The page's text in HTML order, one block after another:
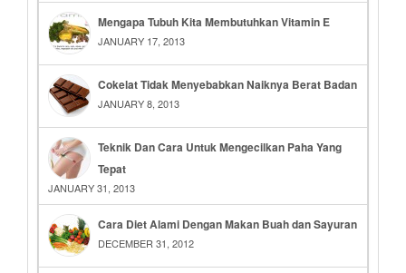
Mengapa Tubuh Kita Membutuhkan Vitamin E
JANUARY 17, 2013
Cokelat Tidak Menyebabkan Naiknya Berat Badan
JANUARY 8, 2013
Teknik Dan Cara Untuk Mengecilkan Paha Yang
Tepat
JANUARY 31, 2013
Cara Diet Alami Dengan Makan Buah dan Sayuran
DECEMBER 31, 2012